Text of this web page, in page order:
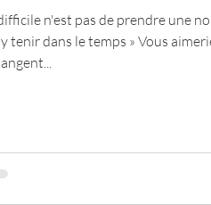
histoire
n'est pas de prendre une
tenir dans le temps » Vous